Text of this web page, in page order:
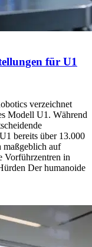
für U1
verzeichnet
Modell U1. Während
bereits über 13.000
maßgeblich auf
Vorführzentren in
Der humanoide